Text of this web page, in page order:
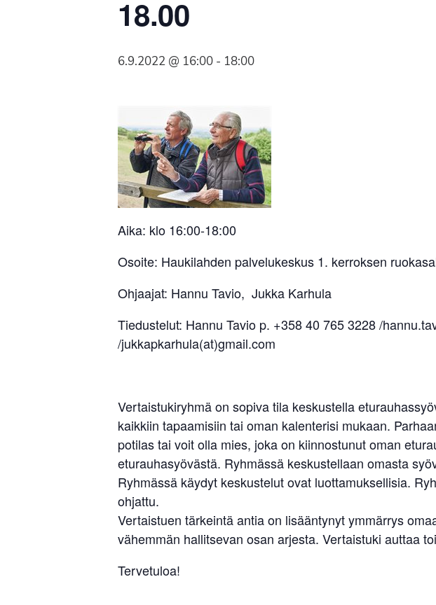
Syöpäyhdistyksen18.00
6.9.2022 @ 16:00 - 18:00
Aika: klo 16:00-18:00
Osoite: Haukilahden palvelukeskus 1. kerroksen
Ohjaajat: Hannu Tavio, Jukka Karhula
Tiedustelut: Hannu Tavio p. +358 40 765 3228 /
/jukkapkarhula(at)gmail.com
Vertaistukiryhmä on sopiva tila keskustella
kaikkiin tapaamisiin tai oman kalenterisi mukaan.
potilas tai voit olla mies, joka on kiinnostunut oman
eturauhasyövästä. Ryhmässä keskustellaan omasta
Ryhmässä käydyt keskustelut ovat luottamuksellisia.
ohjattu.
Vertaistuen tärkeintä antia on lisääntynyt ymmärrys
vähemmän hallitsevan osan arjesta. Vertaistuki auttaa
Tervetuloa!